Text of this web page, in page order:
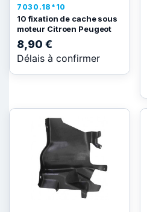
7030.18*10
10 fixation de cache sous
moteur Citroen Peugeot
8,90 €
Délais à confirmer